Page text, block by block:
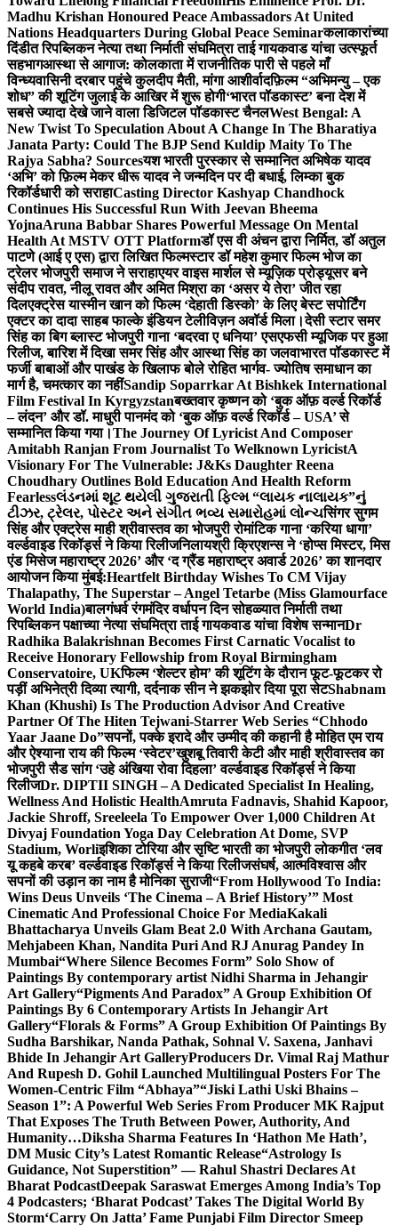
Madhu Krishan Honoured Peace Ambassadors At United
Nations Headquarters During Global Peace Seminarकलाकारांच्या
दिंडीत रिपब्लिकन नेत्या तथा निर्माती संघमित्रा ताई गायकवाड यांचा उत्स्फूर्त
सहभागआस्था से आगाज: कोलकाता में राजनीतिक पारी से पहले माँ
विन्ध्यवासिनी दरबार पहुंचे कुलदीप मैती, मांगा आशीर्वादफ़िल्म “अभिमन्यु – एक
शोध” की शूटिंग जुलाई के आखिर में शुरू होगी‘भारत पॉडकास्ट’ बना देश में
सबसे ज्यादा देखे जाने वाला डिजिटल पॉडकास्ट चैनलWest Bengal: A
New Twist To Speculation About A Change In The Bharatiya
Janata Party: Could The BJP Send Kuldip Maity To The
Rajya Sabha? Sourcesयश भारती पुरस्कार से सम्मानित अभिषेक यादव
‘अभि’ को फ़िल्म मेकर धीरू यादव ने जन्मदिन पर दी बधाई, लिम्का बुक
रिकॉर्डधारी को सराहाCasting Director Kashyap Chandhock
Continues His Successful Run With Jeevan Bheema
YojnaAruna Babbar Shares Powerful Message On Mental
Health At MSTV OTT Platformडॉ एस वी अंचन द्वारा निर्मित, डॉ अतुल
पाटणे (आई ए एस) द्वारा लिखित फिल्मस्टार डॉ महेश कुमार फिल्म भोज का
ट्रेलर भोजपुरी समाज ने सराहाएयर वाइस मार्शल से म्यूज़िक प्रोड्यूसर बने
संदीप रावत, नीलू रावत और अमित मिश्रा का ‘असर ये तेरा’ जीत रहा
दिलएक्ट्रेस यास्मीन खान को फिल्म ‘देहाती डिस्को’ के लिए बेस्ट सपोर्टिंग
एक्टर का दादा साहब फाल्के इंडियन टेलीविज़न अवॉर्ड मिला।देसी स्टार समर
सिंह का बिग ब्लास्ट भोजपुरी गाना ‘बदरवा ए धनिया’ एसएफसी म्यूजिक पर हुआ
रिलीज, बारिश में दिखा समर सिंह और आस्था सिंह का जलवाभारत पॉडकास्ट में
फर्जी बाबाओं और पाखंड के खिलाफ बोले रोहित भार्गव- ज्योतिष समाधान का
मार्ग है, चमत्कार का नहींSandip Soparrkar At Bishkek International
Film Festival In Kyrgyzstanबख्तवार कृष्णन को ‘बुक ऑफ़ वर्ल्ड रिकॉर्ड
– लंदन’ और डॉ. माधुरी पानमंद को ‘बुक ऑफ़ वर्ल्ड रिकॉर्ड – USA’ से
सम्मानित किया गया।The Journey Of Lyricist And Composer
Amitabh Ranjan From Journalist To Welknown LyricistA
Visionary For The Vulnerable: J&Ks Daughter Reena
Choudhary Outlines Bold Education And Health Reform
Fearlessલંડનમાં શૂટ થયેલી ગુજરાતી ફિલ્મ “લાયક નાલાયક”નું
ટીઝર, ટ્રેલર, પોસ્ટર અને સંગીત ભવ્ય સમારોહમાં લોન્ચसिंगर सुगम
सिंह और एक्ट्रेस माही श्रीवास्तव का भोजपुरी रोमांटिक गाना ‘करिया धागा’
वर्ल्डवाइड रिकॉर्ड्स ने किया रिलीजनिलायश्री क्रिएशन्स ने ‘होप्स मिस्टर, मिस
एंड मिसेज महाराष्ट्र 2026’ और ‘द ग्रैंड महाराष्ट्र अवार्ड 2026’ का शानदार
आयोजन किया मुंबई:Heartfelt Birthday Wishes To CM Vijay
Thalapathy, The Superstar – Angel Tetarbe (Miss Glamourface
World India)बालगंधर्व रंगमंदिर वर्धापन दिन सोहळ्यात निर्माती तथा
रिपब्लिकन पक्षाच्या नेत्या संघमित्रा ताई गायकवाड यांचा विशेष सन्मानDr
Radhika Balakrishnan Becomes First Carnatic Vocalist to
Receive Honorary Fellowship from Royal Birmingham
Conservatoire, UKफिल्म ‘शेल्टर होम’ की शूटिंग के दौरान फूट-फूटकर रो
पड़ीं अभिनेत्री दिव्या त्यागी, दर्दनाक सीन ने झकझोर दिया पूरा सेटShabnam
Khan (Khushi) Is The Production Advisor And Creative
Partner Of The Hiten Tejwani-Starrer Web Series “Chhodo
Yaar Jaane Do”सपनों, पक्के इरादे और उम्मीद की कहानी है मोहित एम राय
और ऐश्याना राय की फिल्म ‘स्वेटर’खुशबू तिवारी केटी और माही श्रीवास्तव का
भोजपुरी सैड सांग ‘उहे अंखिया रोवा दिहला’ वर्ल्डवाइड रिकॉर्ड्स ने किया
रिलीजDr. DIPTII SINGH – A Dedicated Specialist In Healing,
Wellness And Holistic HealthAmruta Fadnavis, Shahid Kapoor,
Jackie Shroff, Sreeleela To Empower Over 1,000 Children At
Divyaj Foundation Yoga Day Celebration At Dome, SVP
Stadium, Worliइशिका टोरिया और सृष्टि भारती का भोजपुरी लोकगीत ‘लव
यू कहबे करब’ वर्ल्डवाइड रिकॉर्ड्स ने किया रिलीजसंघर्ष, आत्मविश्वास और
सपनों की उड़ान का नाम है मोनिका सुराजी“From Hollywood To India:
Wins Deus Unveils ‘The Cinema – A Brief History’” Most
Cinematic And Professional Choice For MediaKakali
Bhattacharya Unveils Glam Beat 2.0 With Archana Gautam,
Mehjabeen Khan, Nandita Puri And RJ Anurag Pandey In
Mumbai“Where Silence Becomes Form” Solo Show of
Paintings By contemporary artist Nidhi Sharma in Jehangir
Art Gallery“Pigments And Paradox” A Group Exhibition Of
Paintings By 6 Contemporary Artists In Jehangir Art
Gallery“Florals & Forms” A Group Exhibition Of Paintings By
Sudha Barshikar, Nanda Pathak, Sohnal V. Saxena, Janhavi
Bhide In Jehangir Art GalleryProducers Dr. Vimal Raj Mathur
And Rupesh D. Gohil Launched Multilingual Posters For The
Women-Centric Film “Abhaya”“Jiski Lathi Uski Bhains –
Season 1”: A Powerful Web Series From Producer MK Rajput
That Exposes The Truth Between Power, Authority, And
Humanity…Diksha Sharma Features In ‘Hathon Me Hath’,
DM Music City’s Latest Romantic Release“Astrology Is
Guidance, Not Superstition” — Rahul Shastri Declares At
Bharat PodcastDeepak Saraswat Emerges Among India’s Top
4 Podcasters; ‘Bharat Podcast’ Takes The Digital World By
Storm‘Carry On Jatta’ Fame Punjabi Film Director Smeep